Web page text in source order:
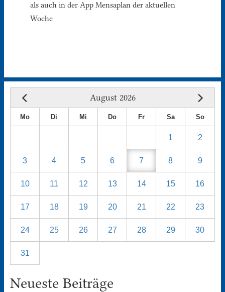
als auch in der App Mensaplan der aktuellen
Woche
August 2026
Mo Di Mi Do Fr Sa So
1 2
3 4 5 6 7 8 9
10 11 12 13 14 15 16
17 18 19 20 21 22 23
24 25 26 27 28 29 30
31
Neueste Beiträge